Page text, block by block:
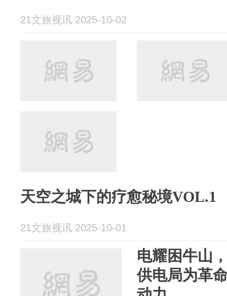
21文旅视讯 2025-10-02
天空之城下的疗愈秘境VOL.1
21文旅视讯 2025-10-01
电耀困牛山
供电局为革